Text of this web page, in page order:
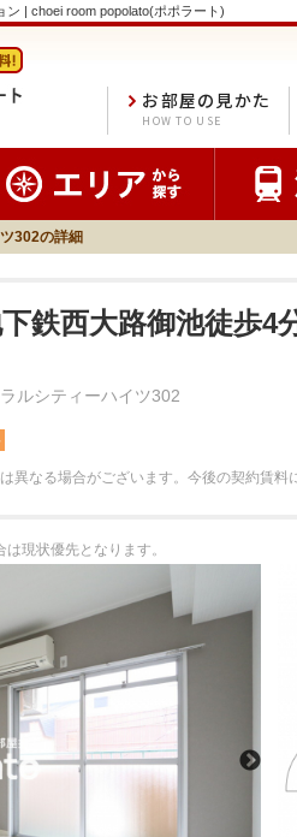
| choei room popolato(ポポラート)
お部屋の見かた
HOW TO USE
302の詳細
鉄西大路御池徒歩4
ルシティーハイツ302
異なる場合がございます。 今後の契約賃料
現状優先となります。